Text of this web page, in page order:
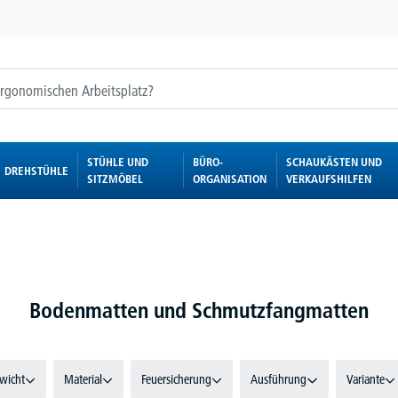
DREHSTÜHLE
STÜHLE UND
SITZMÖBEL
BÜRO-
ORGANISATION
SCHAUKÄSTEN UND
VERKAUFSHILFEN
Bodenmatten und Schmutzfangmatten
Material Feuersicherung Ausführung Variante